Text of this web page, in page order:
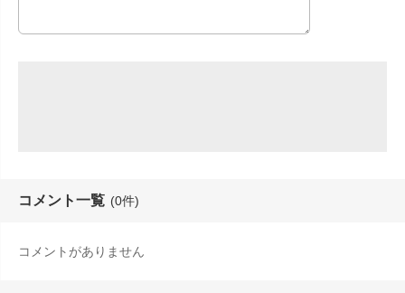
コメント一覧 (0件)
コメントがありません